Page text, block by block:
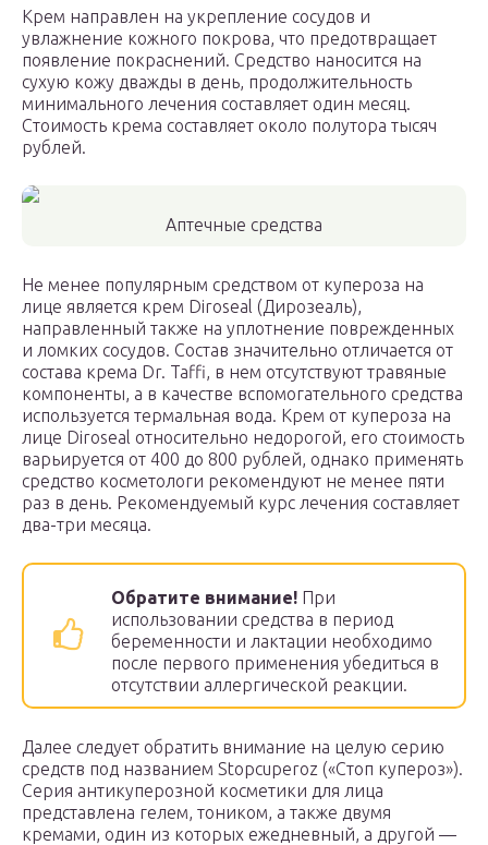
Крем направлен на укрепление сосудов и
увлажнение кожного покрова, что предотвращает
появление покраснений. Средство наносится на
сухую кожу дважды в день, продолжительность
минимального лечения составляет один месяц.
Стоимость крема составляет около полутора тысяч
рублей.
Аптечные средства
Не менее популярным средством от купероза на
лице является крем Diroseal (Дирозеаль),
направленный также на уплотнение поврежденных
и ломких сосудов. Состав значительно отличается от
состава крема Dr. Taffi, в нем отсутствуют травяные
компоненты, а в качестве вспомогательного средства
используется термальная вода. Крем от купероза на
лице Diroseal относительно недорогой, его стоимость
варьируется от 400 до 800 рублей, однако применять
средство косметологи рекомендуют не менее пяти
раз в день. Рекомендуемый курс лечения составляет
два-три месяца.
Обратите внимание! При
использовании средства в период
беременности и лактации необходимо
после первого применения убедиться в
отсутствии аллергической реакции.
Далее следует обратить внимание на целую серию
средств под названием Stopcuperoz («Стоп купероз»).
Серия антикуперозной косметики для лица
представлена гелем, тоником, а также двумя
кремами, один из которых ежедневный, а другой —